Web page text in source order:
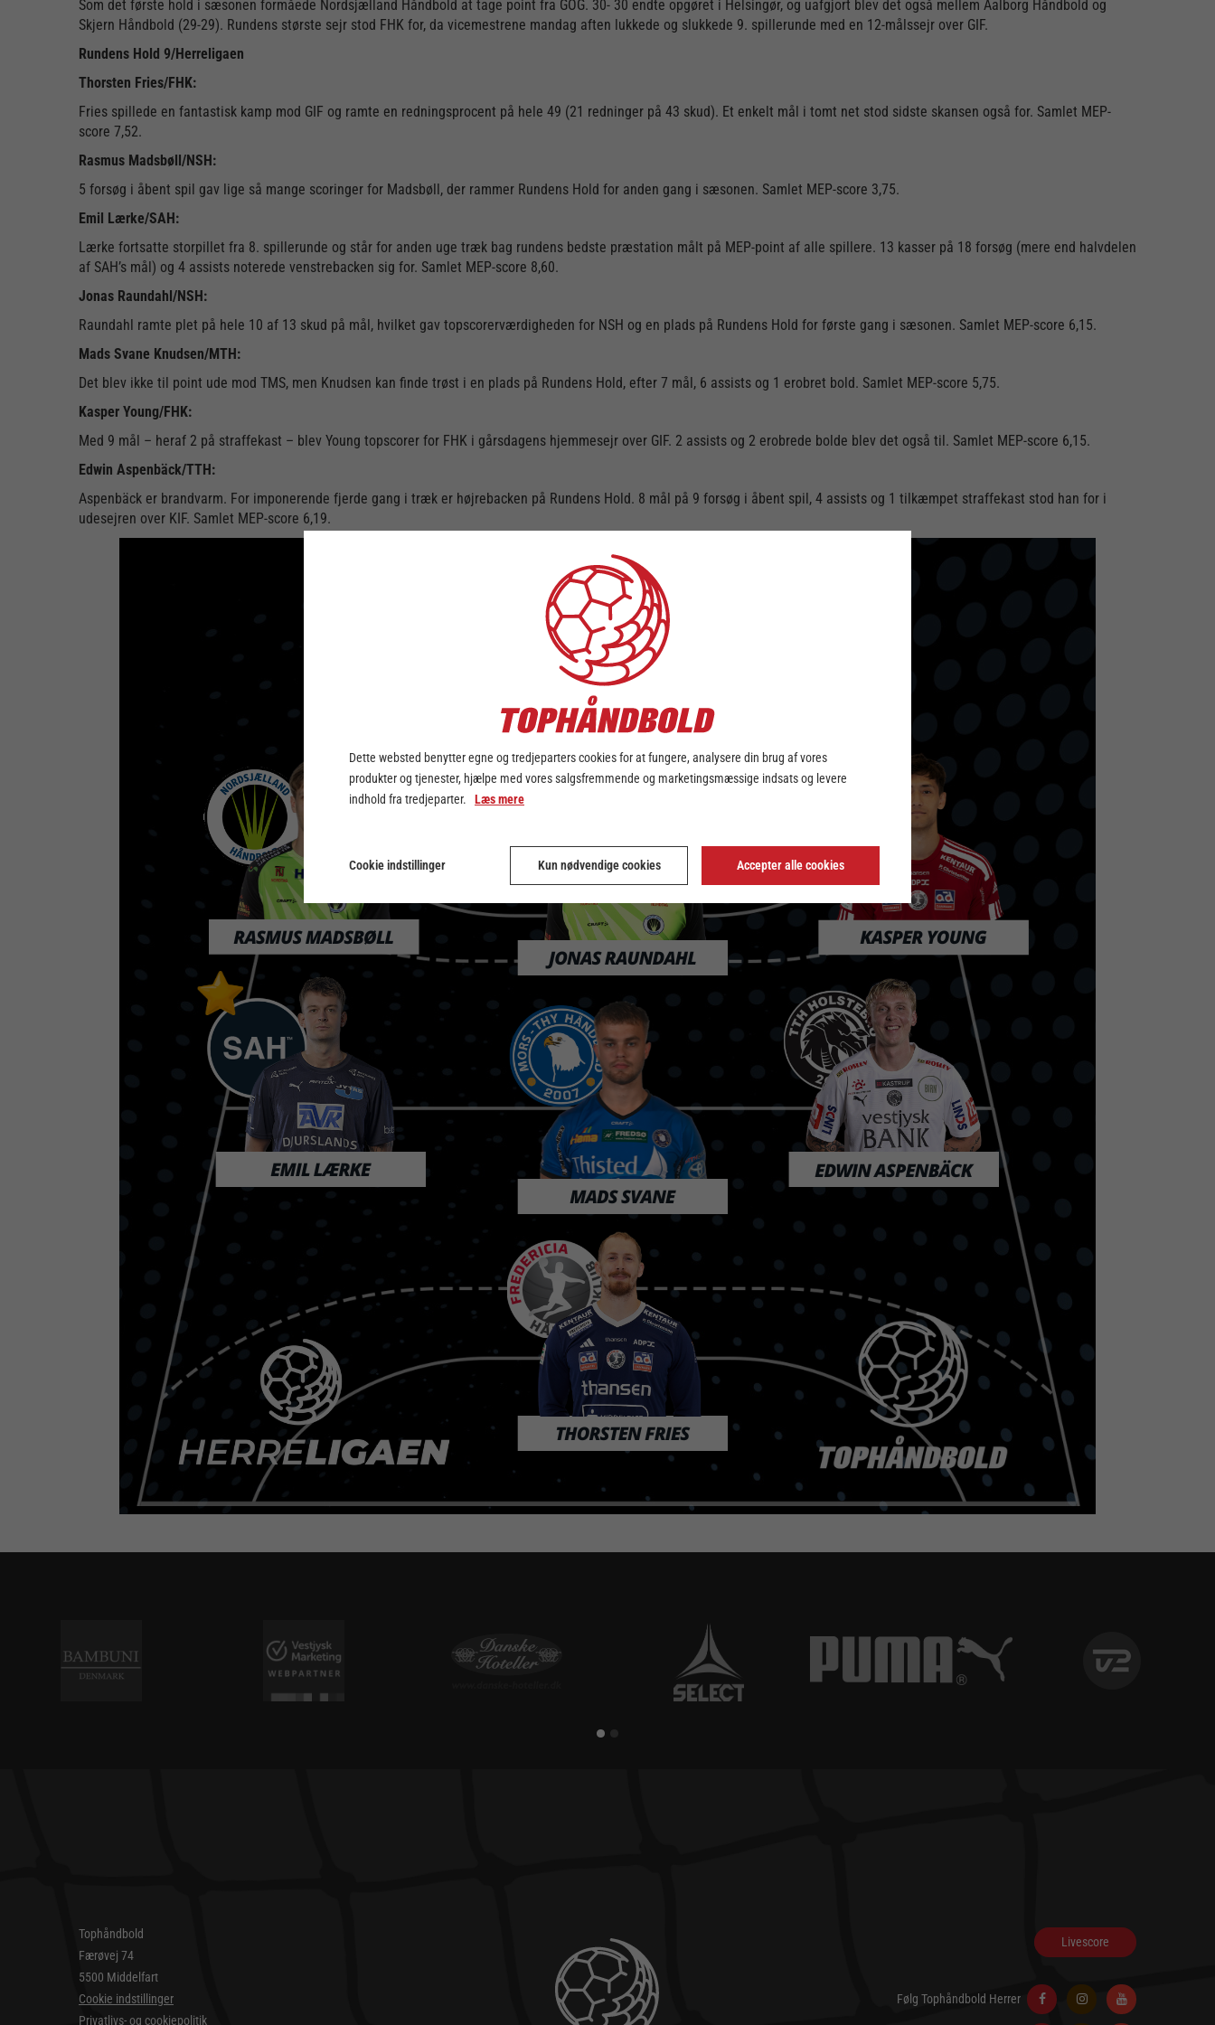
Som det første hold i sæsonen formåede Nordsjælland Håndbold at tage point fra GOG. 30- 30 endte opgøret i Helsingør, og uafgjort blev det også mellem Aalborg Håndbold og
Skjern Håndbold (29-29). Rundens største sejr stod FHK for, da vicemestrene mandag aften lukkede og slukkede 9. spillerunde med en 12-målssejr over GIF.
Rundens Hold 9/Herreligaen
Thorsten Fries/FHK:
Fries spillede en fantastisk kamp mod GIF og ramte en redningsprocent på hele 49 (21 redninger på 43 skud). Et enkelt mål i tomt net stod sidste skansen også for. Samlet MEP-
score 7,52.
Rasmus Madsbøll/NSH:
5 forsøg i åbent spil gav lige så mange scoringer for Madsbøll, der rammer Rundens Hold for anden gang i sæsonen. Samlet MEP-score 3,75.
Emil Lærke/SAH:
Lærke fortsatte storpillet fra 8. spillerunde og står for anden uge træk bag rundens bedste præstation målt på MEP-point af alle spillere. 13 kasser på 18 forsøg (mere end halvdelen
af SAH’s mål) og 4 assists noterede venstrebacken sig for. Samlet MEP-score 8,60.
Jonas Raundahl/NSH:
Raundahl ramte plet på hele 10 af 13 skud på mål, hvilket gav topscorerværdigheden for NSH og en plads på Rundens Hold for første gang i sæsonen. Samlet MEP-score 6,15.
Mads Svane Knudsen/MTH:
Det blev ikke til point ude mod TMS, men Knudsen kan finde trøst i en plads på Rundens Hold, efter 7 mål, 6 assists og 1 erobret bold. Samlet MEP-score 5,75.
Kasper Young/FHK:
Med 9 mål – heraf 2 på straffekast – blev Young topscorer for FHK i gårsdagens hjemmesejr over GIF. 2 assists og 2 erobrede bolde blev det også til. Samlet MEP-score 6,15.
Edwin Aspenbäck/TTH:
Aspenbäck er brandvarm. For imponerende fjerde gang i træk er højrebacken på Rundens Hold. 8 mål på 9 forsøg i åbent spil, 4 assists og 1 tilkæmpet straffekast stod han for i
udesejren over KIF. Samlet MEP-score 6,19.
Tophåndbold
Færøvej 74
5500 Middelfart
Cookie indstillinger
Privatlivs- og cookiepolitik
Livescore
Følg Tophåndbold Herrer
Dette websted benytter egne og tredjeparters cookies for at fungere, analysere din brug af vores
produkter og tjenester, hjælpe med vores salgsfremmende og marketingsmæssige indsats og levere
indhold fra tredjeparter. Læs mere
Cookie indstillinger Kun nødvendige cookies Accepter alle cookies